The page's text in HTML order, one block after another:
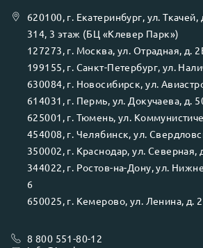
620100, г. Екатеринбург, ул.Ткачей,
314, 3 этаж (БЦ «Клевер Парк»)
127273, г. Москва, ул. Отрадная, д.
199155, г. Санкт-Петербург, ул.
630084, г. Новосибирск, ул.
614031 , г. Пермь, ул. Докучаева, д.
625001 , г. Тюмень, ул.
454008, г. Челябинск, ул.
350002, г. Краснодар, ул. Северная,
344022, г. Ростов-на-Дону, ул.
6
650025, г. Кемерово, ул. Ленина, д.
8 800 551-80-12